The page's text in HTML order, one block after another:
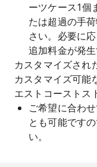
ーツケース1個
たは超過の手
さい。必要に
追加料金が発
カスタマイズされ
カスタマイズ可能
エストコーストス
ご希望に合わ
とも可能です
い。